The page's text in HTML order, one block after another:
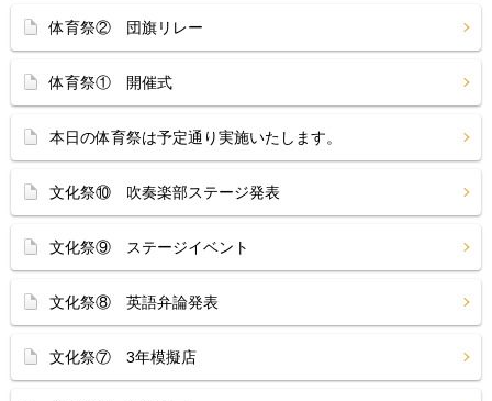
体育祭② 団旗リレー
体育祭① 開催式
本日の体育祭は予定通り実施いたします。
文化祭⑩ 吹奏楽部ステージ発表
文化祭⑨ ステージイベント
文化祭⑧ 英語弁論発表
文化祭⑦ 3年模擬店